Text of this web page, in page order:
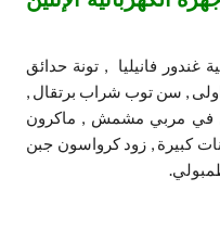
فانيليا , تونة حدائق
, سن توب شراب برتقال ,
في مربي مشمش , ماكرون
كبيرة , زود كرواسون جبن